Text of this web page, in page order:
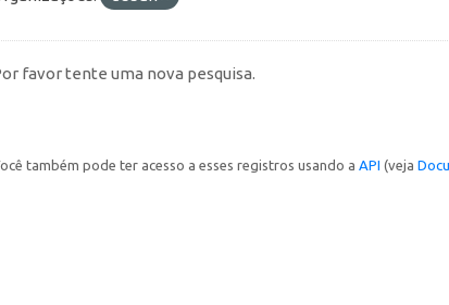
favor tente uma nova pesquisa.
também pode ter acesso a esses registros usando a API (veja